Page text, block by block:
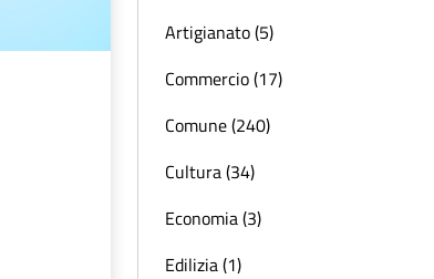
Artigianato (5)
Commercio (17)
Comune (240)
Cultura (34)
Economia (3)
Edilizia (1)